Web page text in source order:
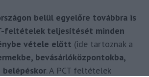
belül egyelőre továbbra is
feltételek teljesítését minden
vétele előtt (ide tartoznak a
bevásárlóközpontokba,
. A PCT feltételek